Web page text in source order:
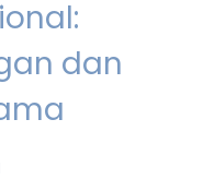
dan